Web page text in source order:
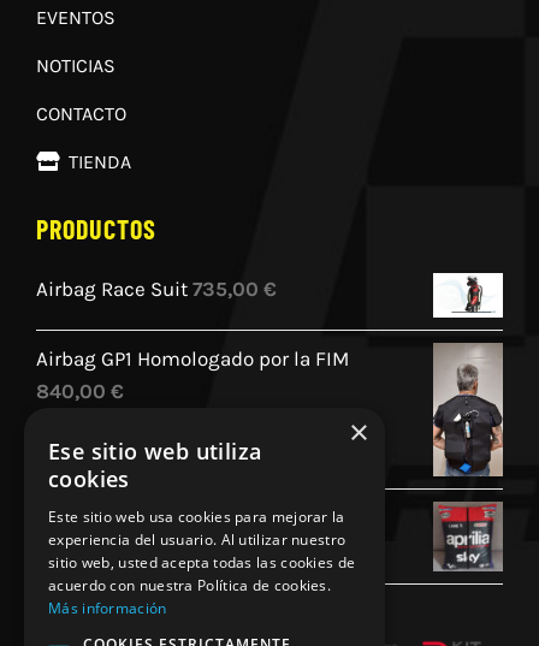
EVENTOS
NOTICIAS
CONTACTO
TIENDA
PRODUCTOS
Airbag Race Suit 735,00 €
Airbag GP1 Homologado por la FIM
840,00 €
Cojin Personalizado Aprilia Racing
45,00€
×
Ese sitio web utiliza
cookies
Este sitio web usa cookies para mejorar la
experiencia del usuario. Al utilizar nuestro
sitio web, usted acepta todas las cookies de
acuerdo con nuestra Política de cookies.
Más información